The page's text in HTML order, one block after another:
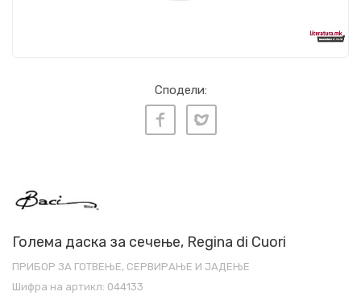
Сподели:
Голема даска за сечење, Regina di Cuori
ПРИБОР ЗА ГОТВЕЊЕ, СЕРВИРАЊЕ И ЈАДЕЊЕ
Шифра на артикл: 044133